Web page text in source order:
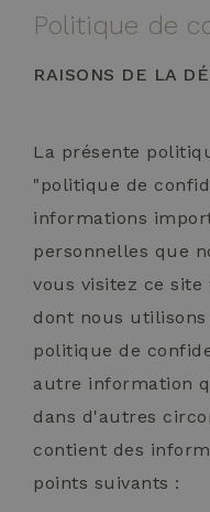
Politique de
RAISONS DE LA
La présente
"politique de
informations
personnelles que
vous visitez ce
dont nous
politique de
autre information
dans d'autres
contient des
points suivants :